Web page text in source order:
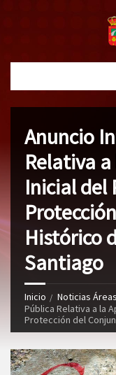
Anuncio
Relativa
Inicial del
Histórico
Santiago
Inicio Noticias
Pública Relativa a la
Protección del